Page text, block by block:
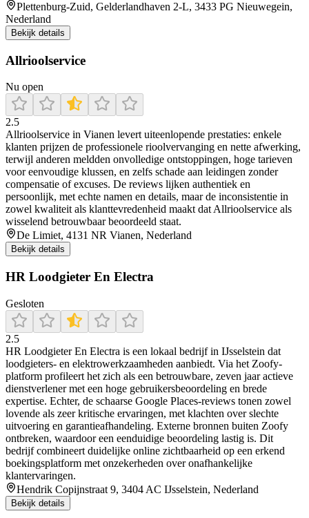
Plettenburg-Zuid, Gelderlandhaven 2-L, 3433 PG Nieuwegein,
Nederland
Bekijk details
Allrioolservice
Nu open
2.5
Allrioolservice in Vianen levert uiteenlopende prestaties: enkele
klanten prijzen de professionele rioolvervanging en nette afwerking,
terwijl anderen meldden onvolledige ontstoppingen, hoge tarieven
voor eenvoudige klussen, en zelfs schade aan leidingen zonder
compensatie of excuses. De reviews lijken authentiek en
persoonlijk, met echte namen en details, maar de inconsistentie in
zowel kwaliteit als klanttevredenheid maakt dat Allrioolservice als
wisselend betrouwbaar beoordeeld staat.
De Limiet, 4131 NR Vianen, Nederland
Bekijk details
HR Loodgieter En Electra
Gesloten
2.5
HR Loodgieter En Electra is een lokaal bedrijf in IJsselstein dat
loodgieters- en elektrowerkzaamheden aanbiedt. Via het Zoofy-
platform profileert het zich als een betrouwbare, zeven jaar actieve
dienstverlener met een hoge gebruikersbeoordeling en brede
expertise. Echter, de schaarse Google Places-reviews tonen zowel
lovende als zeer kritische ervaringen, met klachten over slechte
uitvoering en garantieafhandeling. Externe bronnen buiten Zoofy
ontbreken, waardoor een eenduidige beoordeling lastig is. Dit
bedrijf combineert duidelijke online zichtbaarheid op een erkend
boekingsplatform met onzekerheden over onafhankelijke
klantervaringen.
Hendrik Copijnstraat 9, 3404 AC IJsselstein, Nederland
Bekijk details